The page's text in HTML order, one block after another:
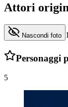
Attori
Nascondi foto
Personaggi
5